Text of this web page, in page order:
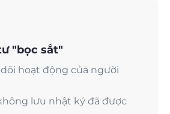
"bọc sắt"
hoạt động của người
lưu nhật ký đã được